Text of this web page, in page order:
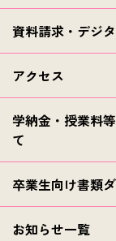
資料請求・デジ
アクセス
学納金・授業料
て
卒業生向け書類
お知らせ一覧